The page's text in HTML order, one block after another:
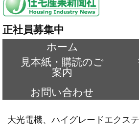
正社員募集中
ホーム
見本紙・購読のご
案内
お問い合わせ
大光電機、ハイグレードエクス